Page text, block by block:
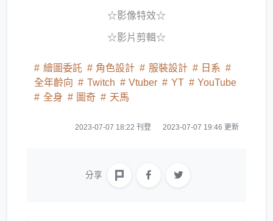
☆影像特效☆
☆影片剪輯☆
繪圖委託 角色設計 服裝設計
日系
全年齡向
Twitch Vtuber YT
YouTube
全身
圖奇 天馬
2023-07-07 18:22 刊登 2023-07-07 19:46 更新
分享